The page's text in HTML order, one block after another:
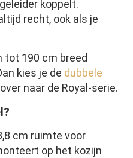
koppelt.
recht, ook als je
tot 190 cm breed
kies je de dubbele
naar de Royal-serie.
cm ruimte voor
op het kozijn